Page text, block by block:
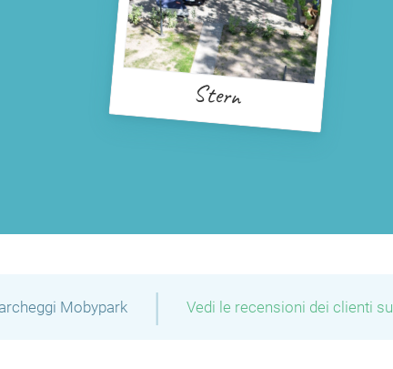
Stern
Mobypark | Vedi le recensioni dei clienti su